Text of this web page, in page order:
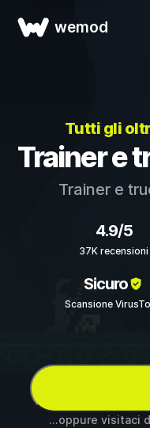
wemod
Tutti gli
Trainer e
Trainer e
4.9/5
37K recensioni
Sicuro
Scansione
...oppure visitaci